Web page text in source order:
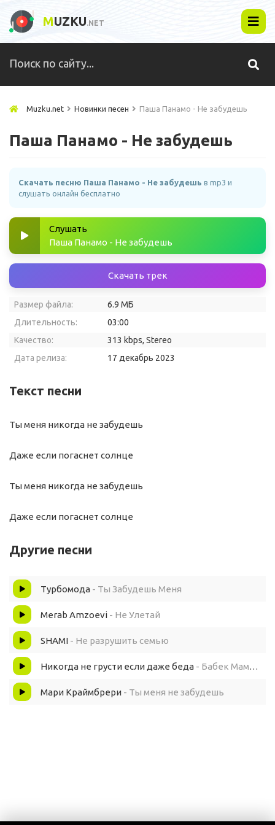
MUZKU.NET
Muzku.net Новинки песен Паша Панамо - Не забудешь
Паша Панамо - Не забудешь
Скачать песню Паша Панамо - Не забудешь в mp3 и
слушать онлайн бесплатно
Слушать
Паша Панамо - Не забудешь
Скачать трек
Размер файла:
6.9 МБ
Длительность:
03:00
Качество:
313 kbps, Stereo
Дата релиза:
17 декабрь 2023
Текст песни
Ты меня никогда не забудешь
Даже если погаснет солнце
Ты меня никогда не забудешь
Даже если погаснет солнце
Другие песни
Турбомода - Ты Забудешь Меня
Merab Amzoevi - Не Улетай
SHAMI - Не разрушить семью
Никогда не грусти если даже беда - Бабек Мамедрзаев
Мари Краймбрери - Ты меня не забудешь